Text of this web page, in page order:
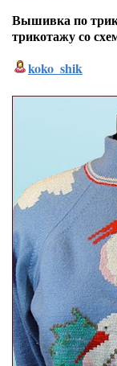
Вышивка по
трикотажу со
koko_shik